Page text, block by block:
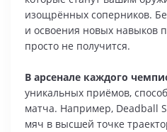
изощрённых соперников.
и освоения новых навыков
просто не получится.
В арсенале каждого
уникальных приёмов,
матча. Например, Deadball
мяч в высшей точке